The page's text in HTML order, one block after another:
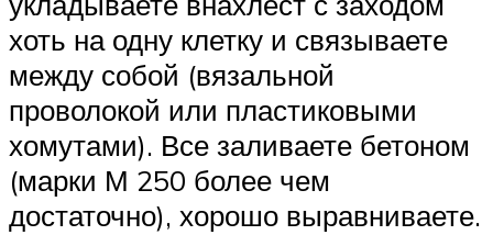
хоть на одну клетку и связываете
между собой (вязальной
проволокой или пластиковыми
хомутами). Все заливаете бетоном
(марки М 250 более чем
достаточно), хорошо выравниваете.